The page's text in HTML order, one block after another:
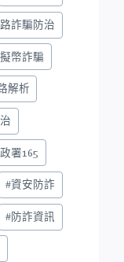
詐騙防治
幣詐騙
解析
署165
#資安防詐
#防詐資訊